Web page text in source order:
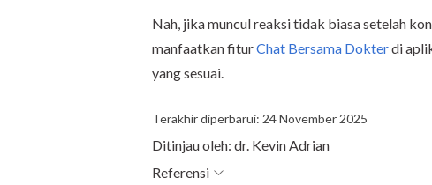
Nah, jika muncul reaksi tidak biasa setelah
manfaatkan fiturChat Bersama Dokterdi
yang sesuai.
Terakhir diperbarui: 24 November 2025